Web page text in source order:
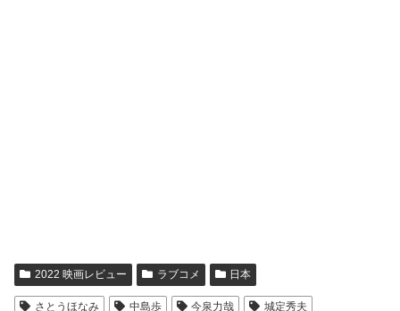
2022 映画レビュー ラブコメ 日本
さとうほなみ 中島歩 今泉力哉
城定秀夫